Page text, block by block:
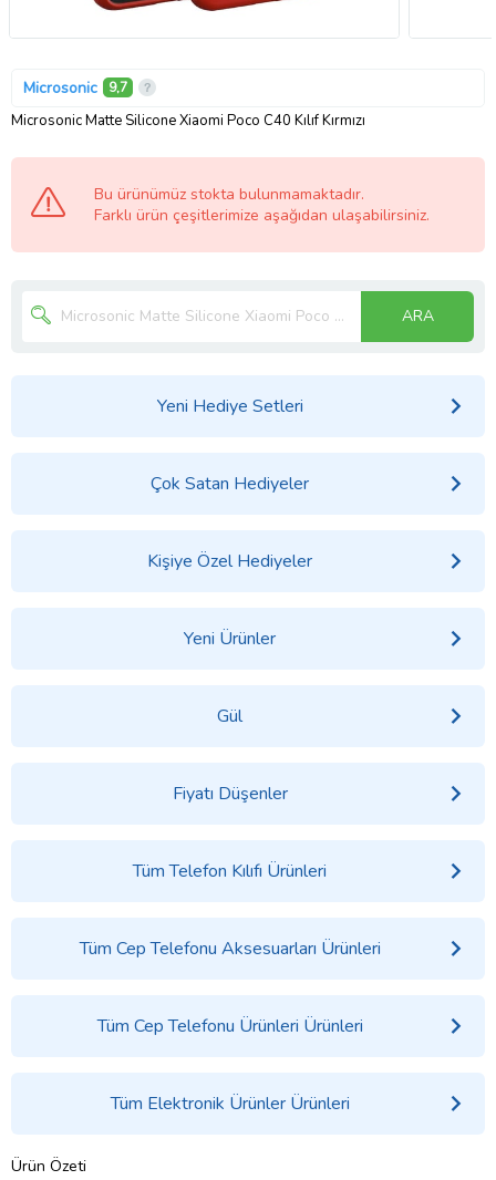
Microsonic 9,7
Microsonic Matte Silicone Xiaomi Poco C40 Kılıf Kırmızı
Bu ürünümüz stokta bulunmamaktadır.
Farklı ürün çeşitlerimize aşağıdan ulaşabilirsiniz.
ARA
Yeni Hediye Setleri
Çok Satan Hediyeler
Kişiye Özel Hediyeler
Yeni Ürünler
Gül
Fiyatı Düşenler
Tüm Telefon Kılıfı Ürünleri
Tüm Cep Telefonu Aksesuarları Ürünleri
Tüm Cep Telefonu Ürünleri Ürünleri
Tüm Elektronik Ürünler Ürünleri
Ürün Özeti